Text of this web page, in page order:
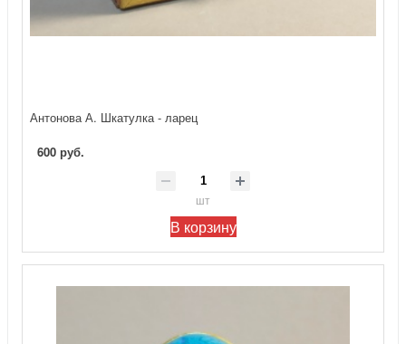
Антонова А. Шкатулка - ларец
600 руб.
шт
В корзину